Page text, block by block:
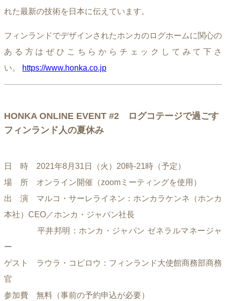
れた最新の技術を日本に伝えています。
フィンランドでデザインされたホンカのログホームに関心の
ある方はぜひこちらからチェックしてみて下さ
い。
https://www.honka.co.jp
HONKA ONLINE EVENT #2 ログコテージで過ごす
フィンランド人の夏休み
日 時 2021年8月31日（火）20時-21時（予定）
場 所 オンライン開催（zoomミーティングを使用）
出 演 マルコ・サーレライネン：ホンカラケンネ（ホンカ
本社）CEO／ホンカ・ジャパン社長
平井邦明：ホンカ・ジャパン ゼネラルマネージャ
ー
ゲスト ラウラ・コピロウ：フィンランド大使館商務部商務
官
参加費 無料（事前の予約申込が必要）